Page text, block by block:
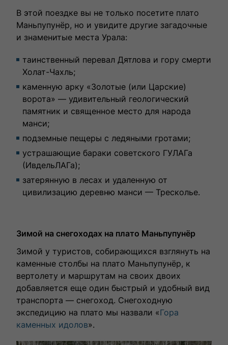
В этой поездке вы не только посетите плато
Маньпупунёр, но и увидите другие загадочные
и знаменитые места Урала:
таинственный перевал Дятлова и гору смерти
Холат-Чахль;
каменную арку «Золотые (или Царские)
ворота» — удивительный геологический
памятник и священное место для народа
манси;
подземные пещеры с ледяными гротами;
устрашающие бараки советского ГУЛАГа
(ИвдельЛАГа);
затерянную в лесах и удаленную от
цивилизацию деревню манси — Тресколье.
Зимой на снегоходах на плато Маньпупунёр
Зимой у туристов, собирающихся взглянуть на
каменные столбы на плато Маньпупунёр, к
вертолету и маршрутам на своих двоих
добавляется еще один быстрый и удобный вид
транспорта — снегоход. Снегоходную
экспедицию на плато мы назвали «Гора
каменных идолов».